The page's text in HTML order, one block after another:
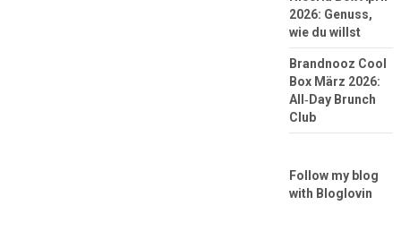
2026: Genuss,
wie du willst
Brandnooz Cool
Box März 2026:
All‑Day Brunch
Club
Follow my blog
with Bloglovin